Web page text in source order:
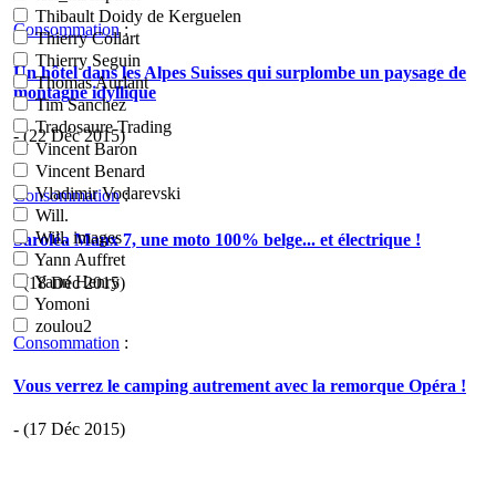
Thibault Doidy de Kerguelen
Thierry Collart
Thierry Seguin
Thomas Aurlant
Tim Sanchez
Tradosaure Trading
Vincent Baron
Vincent Benard
Vladimir Vodarevski
Will.
Will. images
Yann Auffret
Yann Henry
Yomoni
zoulou2
Consommation:
Un hôtel dans les Alpes Suisses qui surplombe un paysage de
montagne idyllique
- (22 Déc 2015)
Consommation:
Saroléa Manx 7, une moto 100% belge... et électrique !
- (18 Déc 2015)
Consommation :
Vous verrez le camping autrement avec la remorque Opéra !
- (17 Déc 2015)